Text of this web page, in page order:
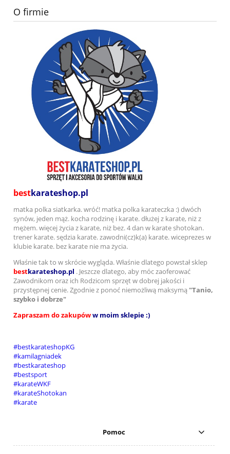
O firmie
bestkarateshop.pl
matka polka siatkarka. wróć! matka polka karateczka :) dwóch
synów, jeden mąż. kocha rodzinę i karate. dłużej z karate, niż z
mężem. więcej życia z karate, niż bez. 4 dan w karate shotokan.
trener karate. sędzia karate. zawodni(cz)k(a) karate. wiceprezes w
klubie karate. bez karate nie ma życia.
Właśnie tak to w skrócie wygląda. Właśnie dlatego powstał sklep
bestkarateshop.pl . Jeszcze dlatego, aby móc zaoferować
Zawodnikom oraz ich Rodzicom sprzęt w dobrej jakości i
przystępnej cenie. Zgodnie z ponoć niemożliwą maksymą "Tanio,
szybko i dobrze"
Zapraszam do zakupóww moim sklepie :)
#bestkarateshopKG
#kamilagniadek
#bestkarateshop
#bestsport
#karateWKF
#karateShotokan
#karate
Pomoc